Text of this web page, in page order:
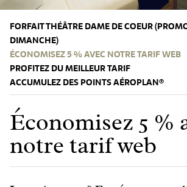
FORFAIT THÉÂTRE DAME DE COEUR
DIMANCHE)
ÉCONOMISEZ 5 % AVEC NOTRE TARIF WEB
PROFITEZ DU MEILLEUR TARIF
ACCUMULEZ DES POINTS AÉROPLAN®
Économisez 5 %
notre tarif web